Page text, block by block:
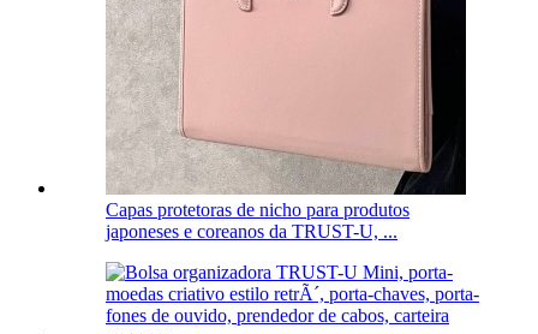
Capas protetoras de nicho para produtos
japoneses e coreanos da TRUST-U, ...